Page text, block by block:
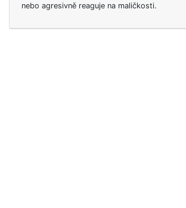
nebo agresivně reaguje na maličkosti.